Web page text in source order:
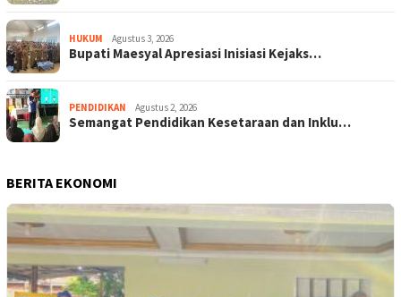
HUKUM Agustus 3, 2026
Bupati Maesyal Apresiasi Inisiasi Kejaks…
PENDIDIKAN Agustus 2, 2026
Semangat Pendidikan Kesetaraan dan Inklu…
BERITA EKONOMI